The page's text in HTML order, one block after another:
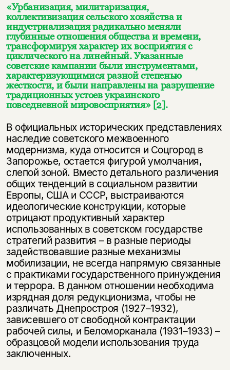
«Урбанизация, милитаризация,
коллективизация сельского хозяйства и
индустриализация радикально меняли
глубинные отношения общества и времени,
трансформируя характер их восприятия с
циклического на линейный. Указанные
советские кампании были инструментами,
характеризующимися разной степенью
жесткости, и были направлены на разрушение
традиционных устоев украинского
повседневной мировосприятия» [2].
В официальных исторических представлениях
наследие советского межвоенного
модернизма, куда относится и Соцгород в
Запорожье, остается фигурой умолчания,
слепой зоной. Вместо детального различения
общих тенденций в социальном развитии
Европы, США и СССР, выстраиваются
идеологические конструкции, которые
отрицают продуктивный характер
использованных в советском государстве
стратегий развития – в разные периоды
задействовавшие разные механизмы
мобилизации, не всегда напрямую связанные
с практиками государственного принуждения
и террора. В данном отношении необходима
изрядная доля редукционизма, чтобы не
различать Днепростроя (1927–1932),
зависевшего от свободной контрактации
рабочей силы, и Беломорканала (1931–1933) –
образцовой модели использования труда
заключенных.